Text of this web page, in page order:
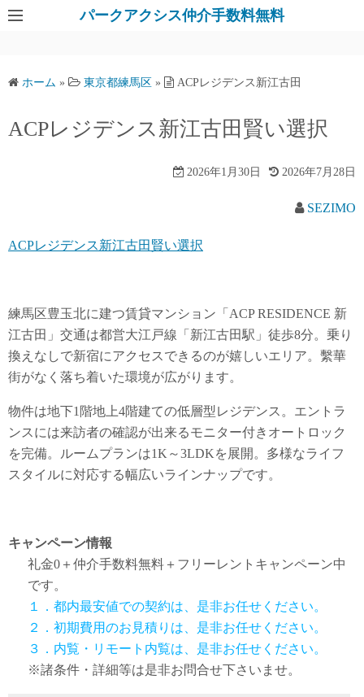
パークアクシス仲介手数料無料
ホーム » 東京都練馬区 » ACPレジデンス新江古田
ACPレジデンス新江古田賢い選択
2026年1月30日 2026年7月28日
SEZIMO
ACPレジデンス新江古田賢い選択
練馬区豊玉北に建つ賃貸マンション「ACP RESIDENCE 新
江古田」交通は都営大江戸線「新江古田駅」徒歩8分。乗り
換えなしで新宿にアクセスできるのが嬉しいエリア。繫華
街がなく落ち着いた環境が広がります。
物件は地下1階地上4階建ての低層型レジデンス。エントラ
ンスには来訪者の確認が出来るモニター付きオートロック
を完備。ルームプランは1K～3LDKを展開。多様なライフ
スタイルに対応する幅広いラインナップです。
キャンペーン情報
礼金0 ＋仲介手数料無料 ＋ フリーレント キャンペーン中
です。
１．都内最安値での契約は、是非お任せください。
２．初期費用のお見積りは、是非お任せください。
３．内覧・リモート内覧は、是非お任せください。
※諸条件・詳細等は是非お問合せ下さいませ。